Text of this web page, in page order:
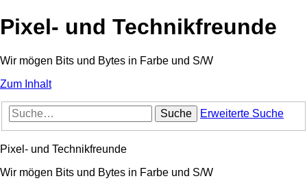
Pixel- und Technikfreunde
Wir mögen Bits und Bytes in Farbe und S/W
Zum Inhalt
Suche Erweiterte Suche
Pixel- und Technikfreunde
Wir mögen Bits und Bytes in Farbe und S/W